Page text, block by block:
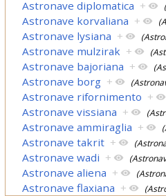
Astronave diplomatica +
Astronave korvaliana +
Astronave lysiana +
Astronave mulzirak +
Astronave bajoriana +
Astronave borg +
Astronave rifornimento +
Astronave vissiana +
Astronave ammiraglia +
Astronave takrit +
Astronave wadi +
Astronave aliena +
Astronave flaxiana +